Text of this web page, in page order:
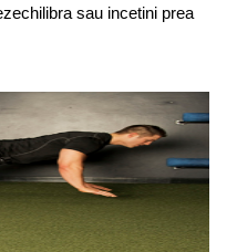
sau incetini prea